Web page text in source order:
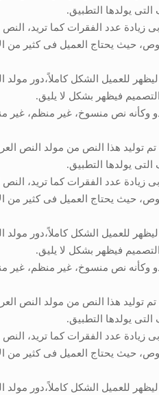
يولدها التطبيق.
زيادة عدد الفقرات كما تريد،
حيث يحتاج العميل فى كثير من
للعميل الشكل كاملاً،دور مولد
فيظهر بشكل لا يليق.
وكأنه نص منسوخ، غير منظم، غير
هذا النص من مولد النص
يولدها التطبيق.
زيادة عدد الفقرات كما تريد،
حيث يحتاج العميل فى كثير من
للعميل الشكل كاملاً،دور مولد
فيظهر بشكل لا يليق.
وكأنه نص منسوخ، غير منظم، غير
هذا النص من مولد النص
يولدها التطبيق.
زيادة عدد الفقرات كما تريد،
حيث يحتاج العميل فى كثير من
للعميل الشكل كاملاً،دور مولد